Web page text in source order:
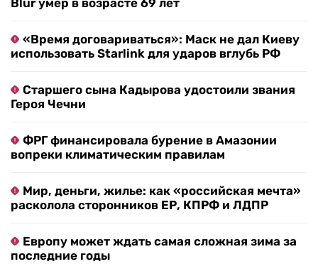
Blur умер в возрасте 69 лет
«Время договариваться»: Маск не дал Киеву
использовать Starlink для ударов вглубь РФ
Старшего сына Кадырова удостоили звания
Героя Чечни
ФРГ финансировала бурение в Амазонии
вопреки климатическим правилам
Мир, деньги, жилье: как «российская мечта»
расколола сторонников ЕР, КПРФ и ЛДПР
Европу может ждать самая сложная зима за
последние годы